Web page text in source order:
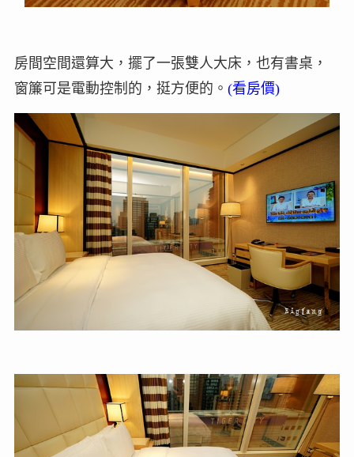
房間空間還算大，擺了一張雙人大床，也有書桌，
窗簾可是電動控制的，挺方便的。 (看房價)